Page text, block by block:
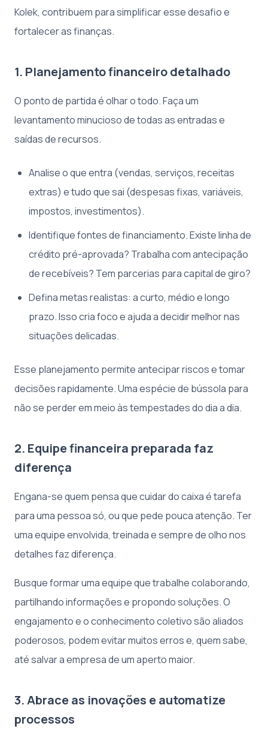
Kolek, contribuem para simplificar esse desafio e
fortalecer as finanças.
1. Planejamento financeiro detalhado
O ponto de partida é olhar o todo. Faça um
levantamento minucioso de todas as entradas e
saídas de recursos.
Analise o que entra (vendas, serviços, receitas
extras) e tudo que sai (despesas fixas, variáveis,
impostos, investimentos).
Identifique fontes de financiamento. Existe linha de
crédito pré-aprovada? Trabalha com antecipação
de recebíveis? Tem parcerias para capital de giro?
Defina metas realistas: a curto, médio e longo
prazo. Isso cria foco e ajuda a decidir melhor nas
situações delicadas.
Esse planejamento permite antecipar riscos e tomar
decisões rapidamente. Uma espécie de bússola para
não se perder em meio às tempestades do dia a dia.
2. Equipe financeira preparada faz
diferença
Engana-se quem pensa que cuidar do caixa é tarefa
para uma pessoa só, ou que pede pouca atenção. Ter
uma equipe envolvida, treinada e sempre de olho nos
detalhes faz diferença.
Busque formar uma equipe que trabalhe colaborando,
partilhando informações e propondo soluções. O
engajamento e o conhecimento coletivo são aliados
poderosos, podem evitar muitos erros e, quem sabe,
até salvar a empresa de um aperto maior.
3. Abrace as inovações e automatize
processos